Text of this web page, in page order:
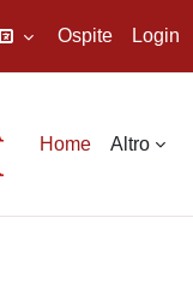
Ospite Login
Home Altro